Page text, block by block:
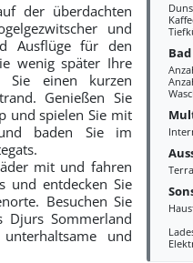
Bad
der überdachten
und
Ausflüge für den
wenig später Ihre
Sie einen kurzen
Genießen Sie
und spielen Sie mit
baden Sie im
mit und fahren
und entdecken Sie
Besuchen Sie
Djurs Sommerland
und